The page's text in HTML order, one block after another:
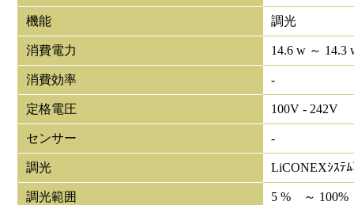
機能 調光
消費電力 14.6 w ～ 14.3
消費効率 -
定格電圧 100V - 242V
センサー -
調光 LiCONEXｼｽﾃ
調光範囲 5 % ～ 100%